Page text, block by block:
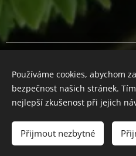
Do
CZK Kč
Používáme cookies, abychom
bezpečnost našich stránek.
nejlepší zkušenost při jejich
Přijmout nezbytné